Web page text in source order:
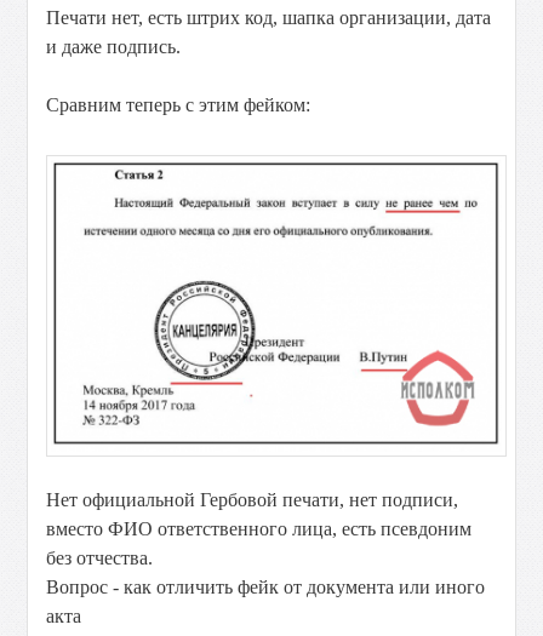
Печати нет, есть штрих код, шапка организации, дата
и даже подпись.
Сравним теперь с этим фейком:
Нет официальной Гербовой печати, нет подписи,
вместо ФИО ответственного лица, есть псевдоним
без отчества.
Вопрос - как отличить фейк от документа или иного
акта